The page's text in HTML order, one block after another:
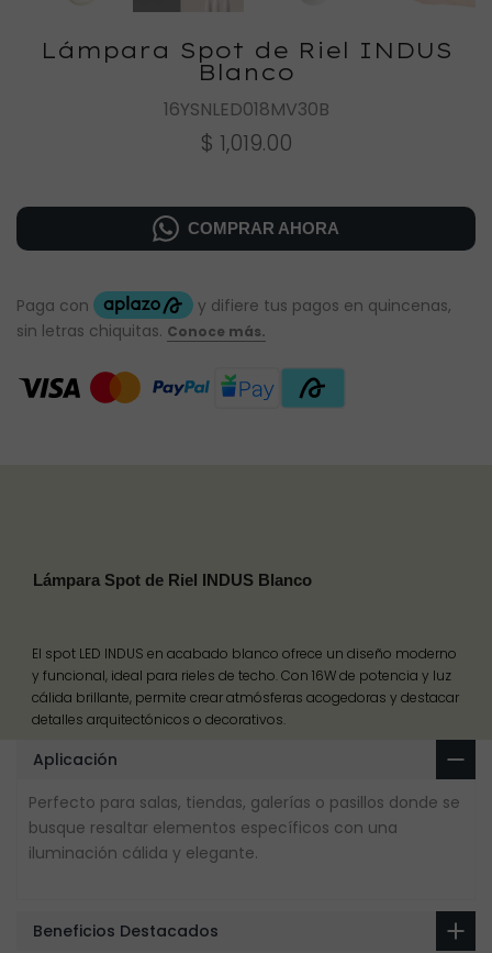
Lámpara Spot de Riel INDUS
Blanco
16YSNLED018MV30B
$ 1,019.00
COMPRAR AHORA
Lámpara Spot de Riel INDUS Blanco
El spot LED INDUS en acabado blanco ofrece un diseño moderno
y funcional, ideal para rieles de techo. Con 16W de potencia y luz
cálida brillante, permite crear atmósferas acogedoras y destacar
detalles arquitectónicos o decorativos.
Aplicación
Perfecto para salas, tiendas, galerías o pasillos donde se
busque resaltar elementos específicos con una
iluminación cálida y elegante.
Beneficios Destacados